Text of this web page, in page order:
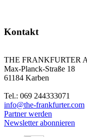
Kontakt
THE FRANKFURTER
Max-Planck-Straße 18
61184 Karben
Tel.: 069 244333071
info@the-frankfurter.com
Partner werden
Newsletter abonnieren